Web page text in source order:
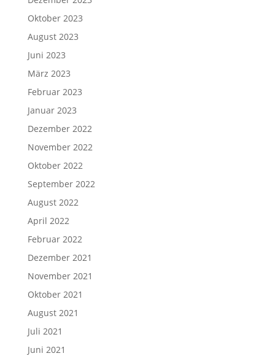
Oktober 2023
August 2023
Juni 2023
März 2023
Februar 2023
Januar 2023
Dezember 2022
November 2022
Oktober 2022
September 2022
August 2022
April 2022
Februar 2022
Dezember 2021
November 2021
Oktober 2021
August 2021
Juli 2021
Juni 2021